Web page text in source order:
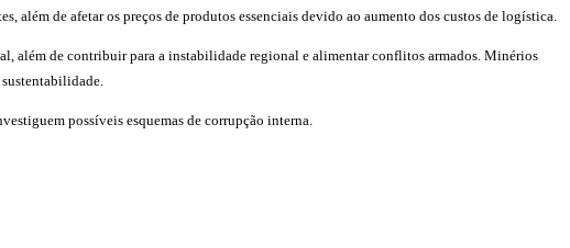
além de afetar os preços de produtos essenciais devido ao aumento dos custos de logística.
além de contribuir para a instabilidade regional e alimentar conflitos armados. Minérios
possíveis esquemas de corrupção interna.